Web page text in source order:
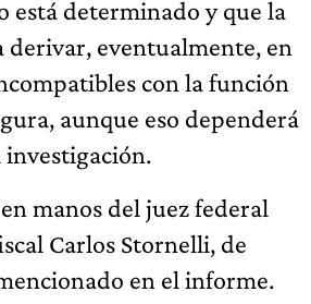
está determinado y que la
eventualmente, en
con la función
aunque eso dependerá
investigación.
manos del juez federal
Carlos Stornelli, de
en el informe.